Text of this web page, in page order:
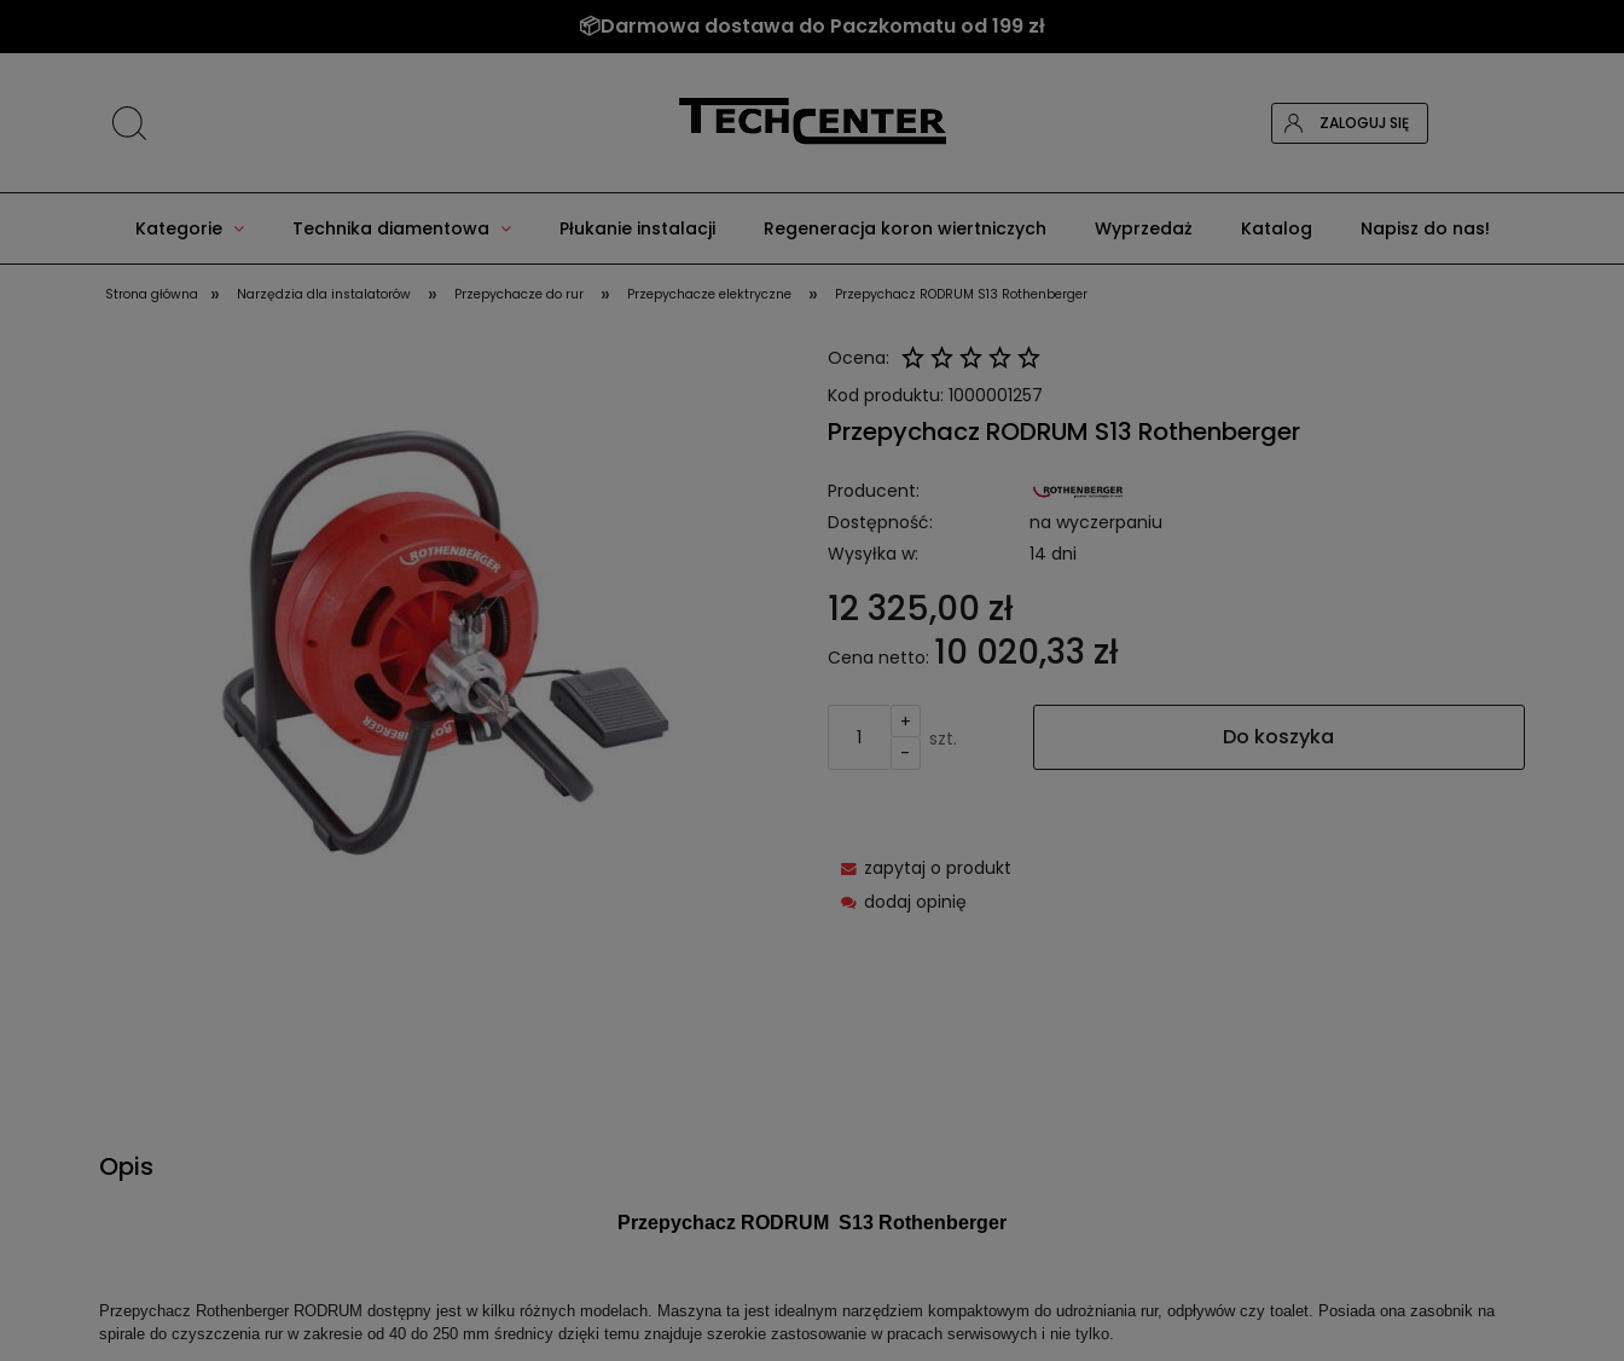
📦Darmowa dostawa do Paczkomatu od 199 zł
ZALOGUJ SIĘ
Kategorie Technika diamentowa Płukanie instalacji Regeneracja koron wiertniczych Wyprzedaż Katalog Napisz do nas!
Strona główna » Narzędzia dla instalatorów » Przepychacze do rur » Przepychacze elektryczne » Przepychacz RODRUM S13 Rothenberger
Ocena:
Kod produktu: 1000001257
Przepychacz RODRUM S13 Rothenberger
Producent:
Dostępność:
na wyczerpaniu
Wysyłka w:
14 dni
12 325,00 zł
Cena netto: 10 020,33 zł
+
-
szt. Do koszyka
zapytaj o produkt
dodaj opinię
Opis
Przepychacz RODRUM S13 Rothenberger
Przepychacz Rothenberger RODRUM dostępny jest w kilku różnych modelach. Maszyna ta jest idealnym narzędziem kompaktowym do udrożniania rur, odpływów czy toalet. Posiada ona zasobnik na
spirale do czyszczenia rur w zakresie od 40 do 250 mm średnicy dzięki temu znajduje szerokie zastosowanie w pracach serwisowych i nie tylko.